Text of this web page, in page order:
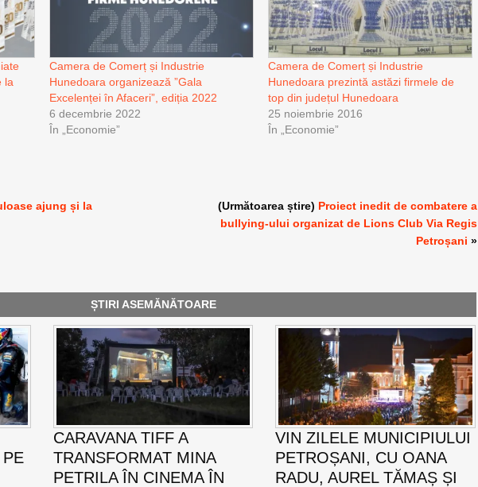
la
Camera de Comerț și Industrie
Hunedoara organizează ”Gala
Excelenței în Afaceri”, ediția 2022
6 decembrie 2022
În „Economie”
Camera de Comerț și Industrie
Hunedoara prezintă astăzi firmele de
top din județul Hunedoara
25 noiembrie 2016
În „Economie”
ajung și la
(Următoarea știre) Proiect inedit de combatere a
bullying-ului organizat de Lions Club Via Regis
Petroșani »
ȘTIRI ASEMĂNĂTOARE
CARAVANA TIFF A
TRANSFORMAT MINA
PETRILA ÎN CINEMA ÎN
VIN ZILELE MUNICIPIULUI
PETROȘANI, CU OANA
RADU, AUREL TĂMAȘ ȘI